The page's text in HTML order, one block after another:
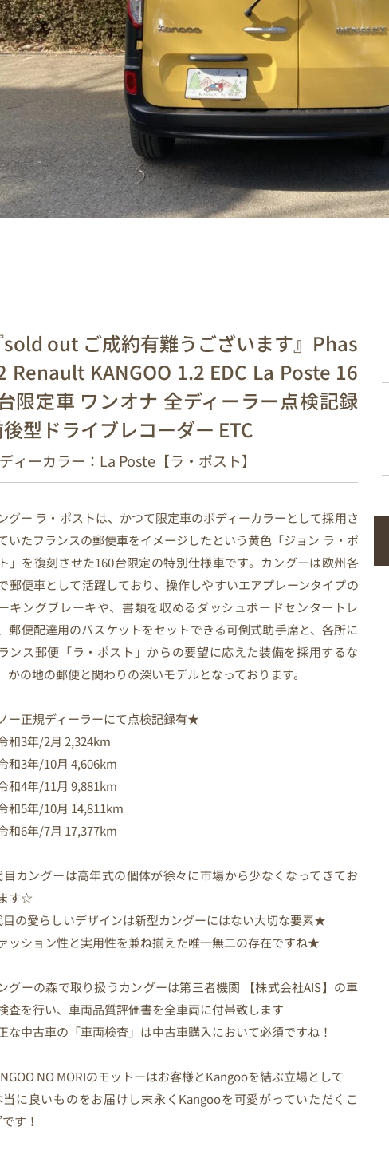
out ご成約有難うございます』Phas
Renault KANGOO 1.2 EDC La Poste 16
限定車 ワンオナ 全ディーラー点検記録
型ドライブレコーダー ETC
ィーカラー：La Poste【ラ・ポスト】
グー ラ・ポストは、かつて限定車のボディーカラーとして採用さ
いたフランスの郵便車をイメージしたという黄色「ジョン ラ・ポ
」を復刻させた160台限定の特別仕様車です。カングーは欧州各
郵便車として活躍しており、操作しやすいエアプレーンタイプの
キングブレーキや、書類を収めるダッシュボードセンタートレ
郵便配達用のバスケットをセットできる可倒式助手席と、各所に
ンス郵便「ラ・ポスト」からの要望に応えた装備を採用するな
かの地の郵便と関わりの深いモデルとなっております。
ー正規ディーラーにて点検記録有★
和3年/2月 2,324km
和3年/10月 4,606km
和4年/11月 9,881km
和5年/10月 14,811km
和6年/7月 17,377km
目カングーは高年式の個体が徐々に市場から少なくなってきてお
す☆
目の愛らしいデザインは新型カングーにはない大切な要素★
ッション性と実用性を兼ね揃えた唯一無二の存在ですね★
グーの森で取り扱うカングーは第三者機関 【株式会社AIS】の車
査を行い、車両品質評価書を全車両に付帯致します
な中古車の「車両検査」は中古車購入において必須ですね！
NO MORIのモットーはお客様とKangooを結ぶ立場として
当に良いものをお届けし末永くKangooを可愛がっていただくこ
す！